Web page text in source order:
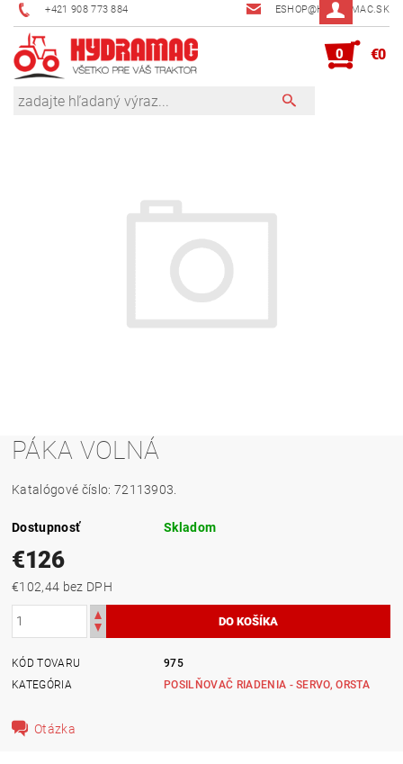
+421 908 773 884 ESHOP@HYDRAMAC.SK
0 €0
PÁKA VOLNÁ
Katalógové číslo: 72113903.
Dostupnosť Skladom
€126
€102,44 bez DPH
KÓD TOVARU
975
KATEGÓRIA
POSILŇOVAČ RIADENIA - SERVO, ORSTA
Otázka